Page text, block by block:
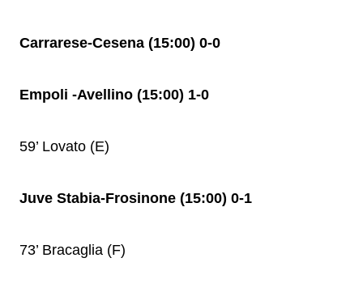
Carrarese-Cesena (15:00) 0-0
Empoli -Avellino (15:00) 1-0
59’ Lovato (E)
Juve Stabia-Frosinone (15:00) 0-1
73’ Bracaglia (F)